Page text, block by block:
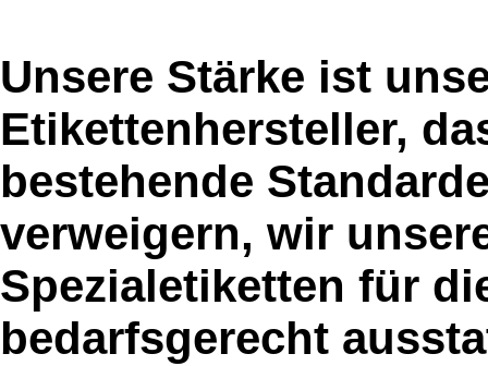
Unsere Stärke ist
Etikettenhersteller,
bestehende
verweigern, wir
Spezialetiketten für
bedarfsgerecht